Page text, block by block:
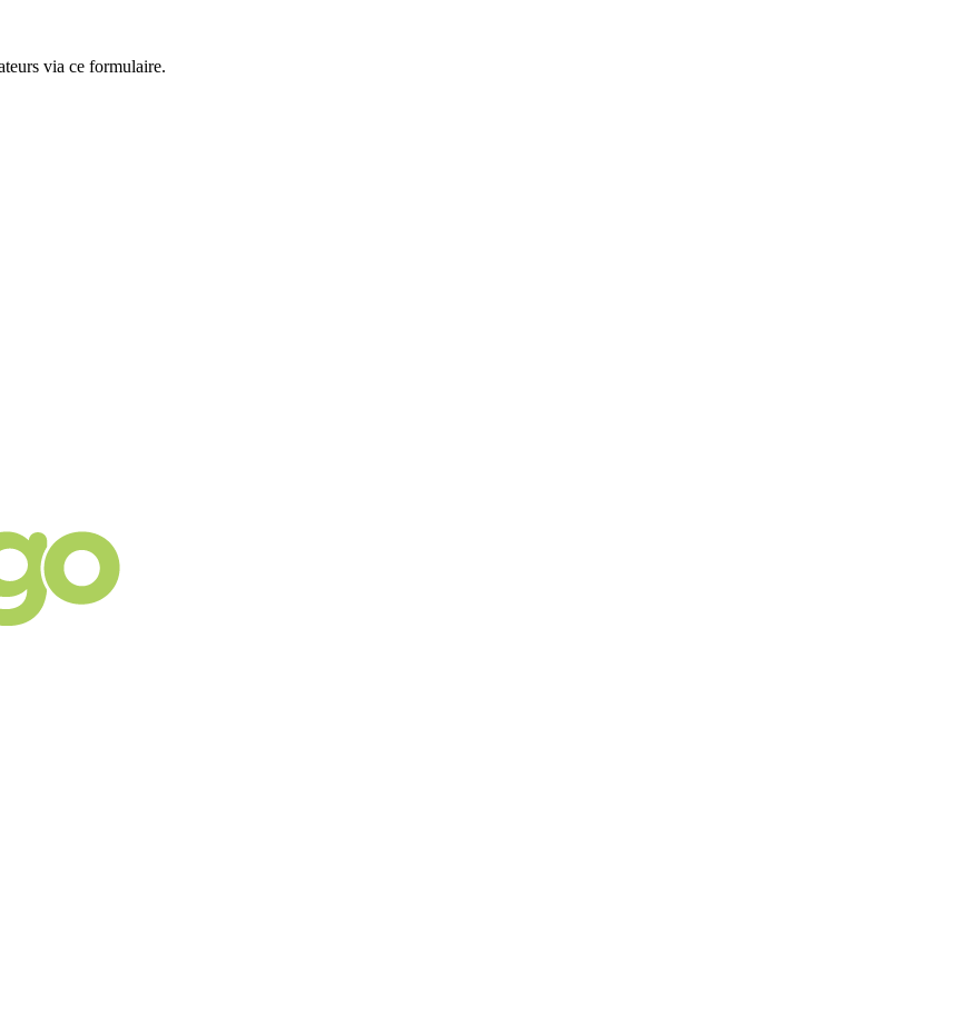
via ce formulaire.